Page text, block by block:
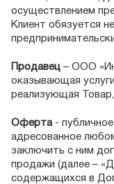
осуществлением
Клиент обязуется
Продавец – ООО
оказывающая
реализующая
Оферта-
адресованное
заключить с ним
продажи (далее –
содержащихся в